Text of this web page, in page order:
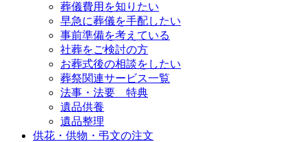
葬儀費用を知りたい
早急に葬儀を手配したい
事前準備を考えている
社葬をご検討の方
お葬式後の相談をしたい
葬祭関連サービス一覧
法事・法要 特典
遺品供養
遺品整理
供花・供物・弔文の注文